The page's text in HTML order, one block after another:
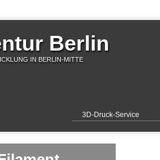
Berlin
IN BERLIN-MITTE
3D-Druck-Service